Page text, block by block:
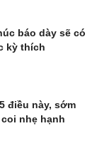
báo dày sẽ có
kỳ thích
điều này, sớm
nhẹ hạnh